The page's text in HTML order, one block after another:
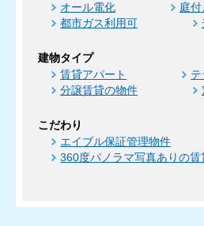
オール電化 庭付
都市ガス利用可
建物タイプ
賃貸アパート
分譲賃貸の物件
こだわり
エイブル保証管理物件
360度パノラマ写真ありの賃